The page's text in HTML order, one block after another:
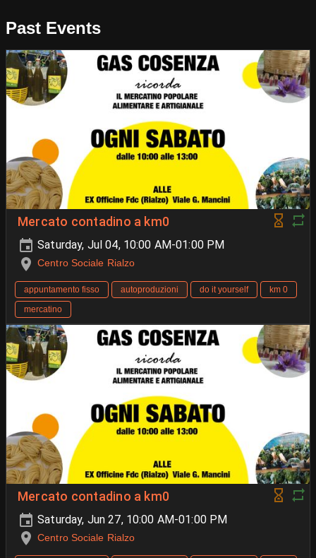
Past Events
Mercato contadino a km0
Saturday, Jul 04, 10:00 AM-01:00 PM
Centro Sociale Rialzo
appuntamento fisso autoproduzioni do it yourself
km 0
mercatino
Mercato contadino a km0
Saturday, Jun 27, 10:00 AM-01:00 PM
Centro Sociale Rialzo